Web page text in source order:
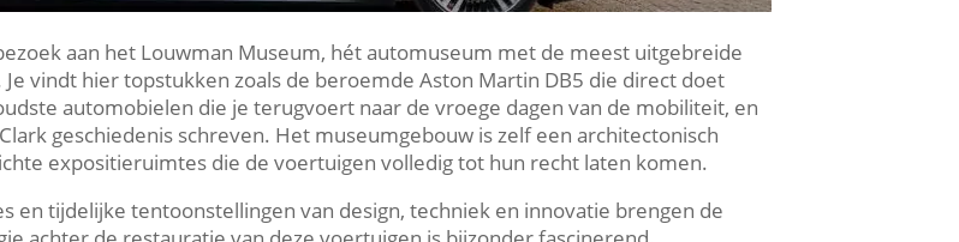
aan het Louwman Museum, hét automuseum met de meest uitgebreide
vindt hier topstukken zoals de beroemde Aston Martin DB5 die direct doet
automobielen die je terugvoert naar de vroege dagen van de mobiliteit, en
geschiedenis schreven.​ Het museumgebouw is zelf een architectonisch
expositieruimtes die de voertuigen volledig tot hun recht laten komen.​
en tijdelijke tentoonstellingen van design, techniek en innovatie brengen de